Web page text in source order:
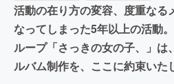
活動の在り方の変容、度重なる
なってしまった5年以上の活動
ループ「さっきの女の子、」は
ルバム制作を、ここに約束いた